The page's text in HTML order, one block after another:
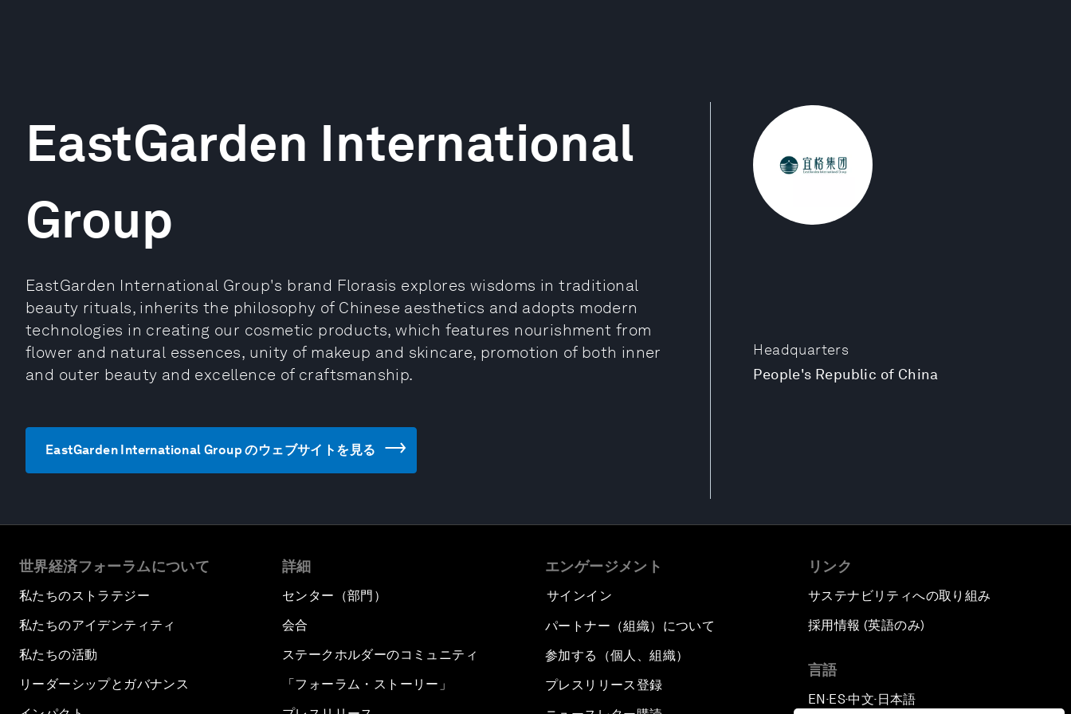
Headquarters
People's Republic of China
EastGarden International
Group
EastGarden International Group's brand Florasis explores wisdoms in traditional
beauty rituals, inherits the philosophy of Chinese aesthetics and adopts modern
technologies in creating our cosmetic products, which features nourishment from
flower and natural essences, unity of makeup and skincare, promotion of both inner
and outer beauty and excellence of craftsmanship.
EastGarden International Group のウェブサイトを見る
世界経済フォーラムについて
私たちのストラテジー
私たちのアイデンティティ
私たちの活動
リーダーシップとガバナンス
詳細
センター（部門）
会合
ステークホルダーのコミュニティ
「フォーラム・ストーリー」
エンゲージメント
サインイン
パートナー（組織）について
参加する（個人、組織）
プレスリリース登録
リンク
サステナビリティへの取り組み
採用情報 (英語のみ)
言語
EN ▪ES▪中文▪ 日本語